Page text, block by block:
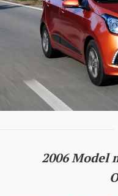
2006 Model